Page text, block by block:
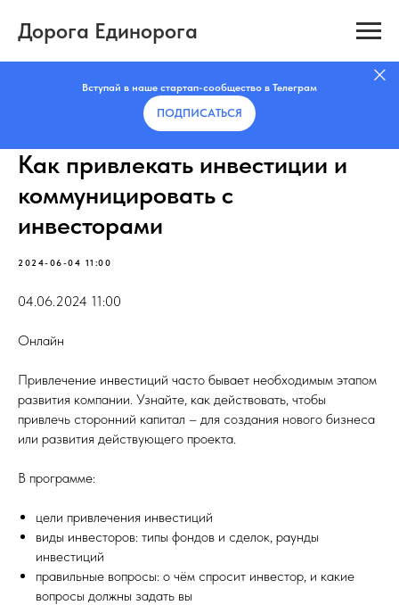
Дорога Единорога
Вступай в наше стартап-сообщество в Телеграм
ПОДПИСАТЬCЯ
Как привлекать инвестиции и
коммуницировать с
инвесторами
2024-06-04 11:00
04.06.2024 11:00
Онлайн
Привлечение инвестиций часто бывает необходимым этапом
развития компании. Узнайте, как действовать, чтобы
привлечь сторонний капитал – для создания нового бизнеса
или развития действующего проекта.
В программе:
цели привлечения инвестиций
виды инвесторов: типы фондов и сделок, раунды
инвестиций
правильные вопросы: о чём спросит инвестор, и какие
вопросы должны задать вы